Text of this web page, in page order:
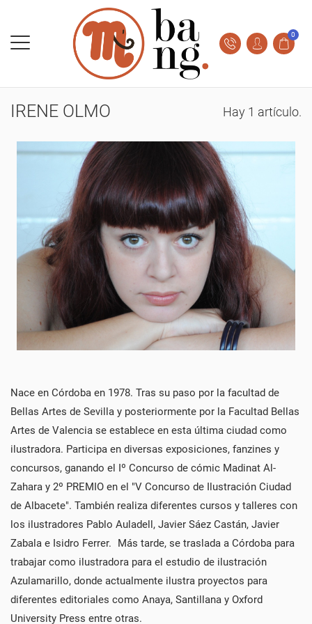
0
IRENE OLMO Hay 1 artículo.
Nace en Córdoba en 1978. Tras su paso por la facultad de
Bellas Artes de Sevilla y posteriormente por la Facultad Bellas
Artes de Valencia se establece en esta última ciudad como
ilustradora. Participa en diversas exposiciones, fanzines y
concursos, ganando el Iº Concurso de cómic Madinat Al-
Zahara y 2º PREMIO en el "V Concurso de Ilustración Ciudad
de Albacete". También realiza diferentes cursos y talleres con
los ilustradores Pablo Auladell, Javier Sáez Castán, Javier
Zabala e Isidro Ferrer. Más tarde, se traslada a Córdoba para
trabajar como ilustradora para el estudio de ilustración
Azulamarillo, donde actualmente ilustra proyectos para
diferentes editoriales como Anaya, Santillana y Oxford
University Press entre otras.